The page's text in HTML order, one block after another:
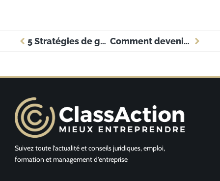
5 Stratégies de gestion du temps pour les consultants indépendants Comment devenir un avocat spécialisé dans les droits de l’homme
Suivez toute l’actualité et conseils juridiques, emploi,
formation et management d’entreprise